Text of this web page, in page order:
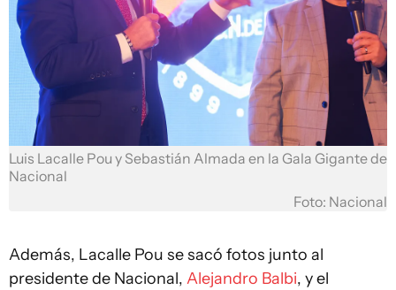
Luis Lacalle Pou y Sebastián Almada en la Gala Gigante de
Nacional
Foto: Nacional
Además, Lacalle Pou se sacó fotos junto al
presidente de Nacional, Alejandro Balbi, y el